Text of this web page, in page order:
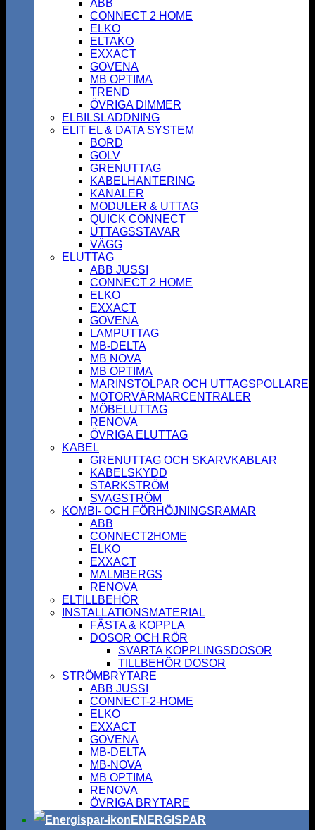
ABB
CONNECT 2 HOME
ELKO
ELTAKO
EXXACT
GOVENA
MB OPTIMA
TREND
ÖVRIGA DIMMER
ELBILSLADDNING
ELIT EL & DATA SYSTEM
BORD
GOLV
GRENUTTAG
KABELHANTERING
KANALER
MODULER & UTTAG
QUICK CONNECT
UTTAGSSTAVAR
VÄGG
ELUTTAG
ABB JUSSI
CONNECT 2 HOME
ELKO
EXXACT
GOVENA
LAMPUTTAG
MB-DELTA
MB NOVA
MB OPTIMA
MARINSTOLPAR OCH UTTAGSPOLLARE
MOTORVÄRMARCENTRALER
MÖBELUTTAG
RENOVA
ÖVRIGA ELUTTAG
KABEL
GRENUTTAG OCH SKARVKABLAR
KABELSKYDD
STARKSTRÖM
SVAGSTRÖM
KOMBI- OCH FÖRHÖJNINGSRAMAR
ABB
CONNECT2HOME
ELKO
EXXACT
MALMBERGS
RENOVA
ELTILLBEHÖR
INSTALLATIONSMATERIAL
FÄSTA & KOPPLA
DOSOR OCH RÖR
SVARTA KOPPLINGSDOSOR
TILLBEHÖR DOSOR
STRÖMBRYTARE
ABB JUSSI
CONNECT-2-HOME
ELKO
EXXACT
GOVENA
MB-DELTA
MB-NOVA
MB OPTIMA
RENOVA
ÖVRIGA BRYTARE
ENERGISPAR